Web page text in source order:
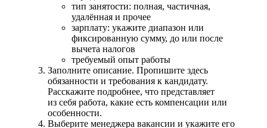
тип занятости: полная, частичная,
удалённая и прочее
зарплату: укажите диапазон или
фиксированную сумму, до или после
вычета налогов
требуемый опыт работы
Заполните описание. Пропишите здесь
обязанности и требования к кандидату.
Расскажите подробнее, что представляет
из себя работа, какие есть компенсации или
особенности.
Выберите менеджера вакансии и укажите его